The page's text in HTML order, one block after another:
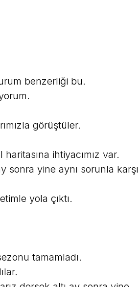
benzerliği bu.
görüştüler.
ihtiyacımız var.
sonra yine aynı sorunla karşı
yola çıktı.
tamamladı.